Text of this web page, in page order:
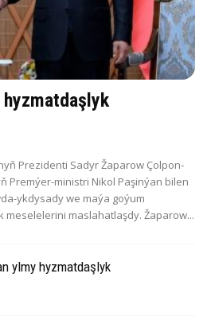
Prezidenti Sadyr Žaparow Çolpon-
Premýer-ministri Nikol Paşinýan bilen
ykdysady we maýa goýum
meselelerini maslahatlaşdy. Žaparow...
ylmy hyzmatdaşlyk